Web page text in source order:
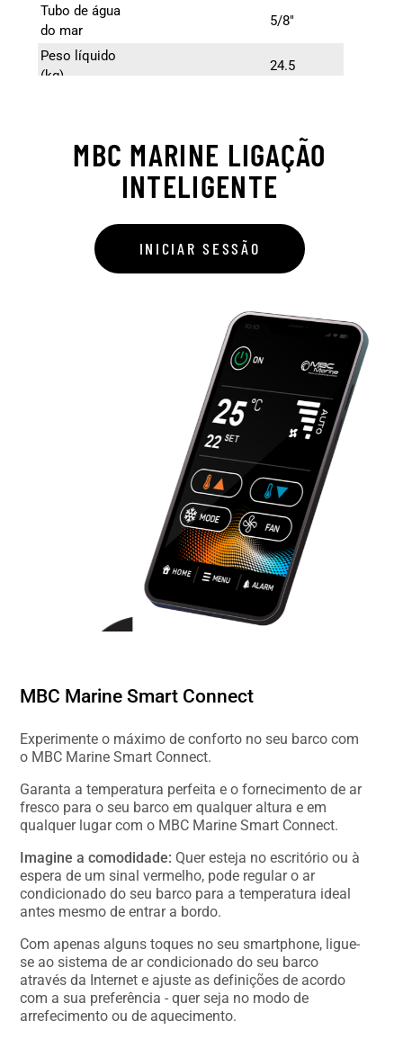
Tubo de água
do mar
5/8″
Peso líquido
(kg)
24.5
MBC MARINE LIGAÇÃO
INTELIGENTE
INICIAR SESSÃO
MBC Marine Smart Connect
Experimente o máximo de conforto no seu barco com
o MBC Marine Smart Connect.
Garanta a temperatura perfeita e o fornecimento de ar
fresco para o seu barco em qualquer altura e em
qualquer lugar com o MBC Marine Smart Connect.
Imagine a comodidade: Quer esteja no escritório ou à
espera de um sinal vermelho, pode regular o ar
condicionado do seu barco para a temperatura ideal
antes mesmo de entrar a bordo.
Com apenas alguns toques no seu smartphone, ligue-
se ao sistema de ar condicionado do seu barco
através da Internet e ajuste as definições de acordo
com a sua preferência - quer seja no modo de
arrefecimento ou de aquecimento.